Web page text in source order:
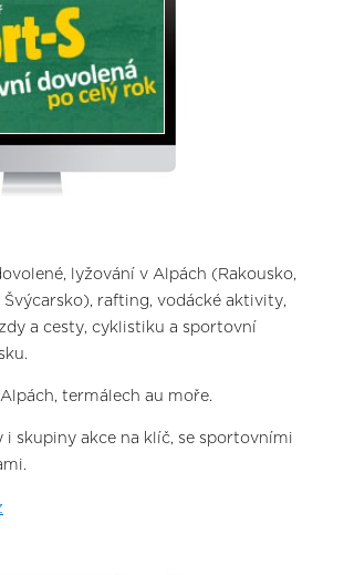
lyžování v Alpách (Rakousko,
Švýcarsko), rafting, vodácké aktivity,
a cesty, cyklistiku a sportovní
termálech au moře.
i skupiny akce na klíč, se sportovními